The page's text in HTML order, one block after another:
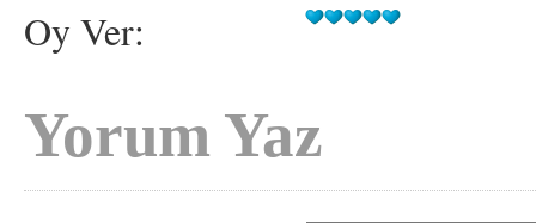
Oy Ver:
Yorum Yaz